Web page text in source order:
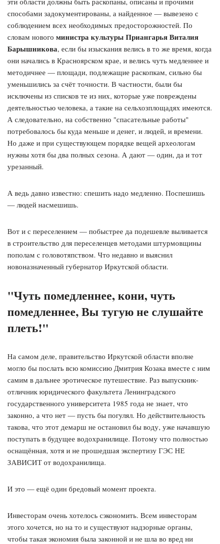
способами задокументированы, а найденное — вывезено с
соблюдением всех необходимых предосторожностей. По
словам нового министра культуры Приангарья Виталия
Барышникова, если бы изыскания велись в то же время, когда
они начались в Красноярском крае, и велись чуть медленнее и
методичнее — площади, подлежащие раскопкам, сильно бы
уменьшились за счёт точности. В частности, были бы
исключены из списков те из них, которые уже повреждены
деятельностью человека, а такие на сельхозплощадях имеются.
А следовательно, на собственно "спасательные работы"
потребовалось бы куда меньше и денег, и людей, и времени.
Но даже и при существующем порядке вещей археологам
нужны хотя бы два полных сезона. А дают — один, да и тот
урезанный.
А ведь давно известно: спешить надо медленно. Поспешишь
— людей насмешишь.
Вот и с переселением — побыстрее да подешевле выливается
в строительство для переселенцев методами штурмовщины
пополам с головотяпством. Что недавно и выяснил
новоназначенный губернатор Иркутской области.
"Чуть помедленнее, кони, чуть
помедленнее, Вы тугую не слушайте
плеть!"
На самом деле, правительство Иркутской области вполне
могло бы послать всю комиссию Дмитрия Козака вместе с ним
самим в дальнее эротическое путешествие. Раз выпускник-
отличник юридического факультета Ленинградского
государственного университета 1985 года не знает, что
законно, а что нет — пусть бы погулял. Но действительность
такова, что этот демарш не остановил бы воду, уже начавшую
поступать в будущее водохранилище. Потому что полностью
оснащённая, хотя и не прошедшая экспертизу ГЭС НЕ
ЗАВИСИТ от водохранилища.
И это — ещё один бредовый момент проекта.
Инвесторам очень хотелось сэкономить. Всем инвесторам
этого хочется, но на то и существуют надзорные органы,
чтобы такая экономия была законной и не шла во вред ни